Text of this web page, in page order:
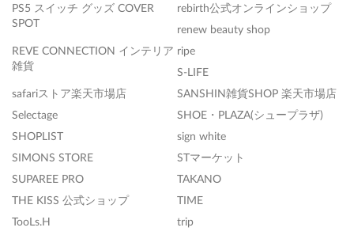
PS5 スイッチ グッズ COVER
SPOT
rebirth公式オンラインショップ
renew beauty shop
REVE CONNECTION インテリア
雑貨
ripe
S-LIFE
safariストア楽天市場店
SANSHIN雑貨SHOP 楽天市場店
Selectage
SHOE・PLAZA(シュープラザ)
SHOPLIST
sign white
SIMONS STORE
STマーケット
SUPAREE PRO
TAKANO
THE KISS 公式ショップ
TIME
TooLs.H
trip